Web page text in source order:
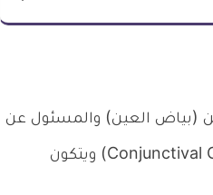
(بياض العين) والمسئول عن
ترطيب العين وحمايتها، وتعرف هذه الحالة باسم أكياس الملتحمة (Conjunctival Cyst) ويتكون